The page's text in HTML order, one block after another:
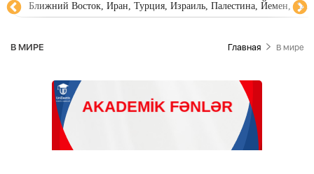
Ближний Восток, Иран, Турция, Израиль, Палестина, Йемен,
В МИРЕ Главная В мире